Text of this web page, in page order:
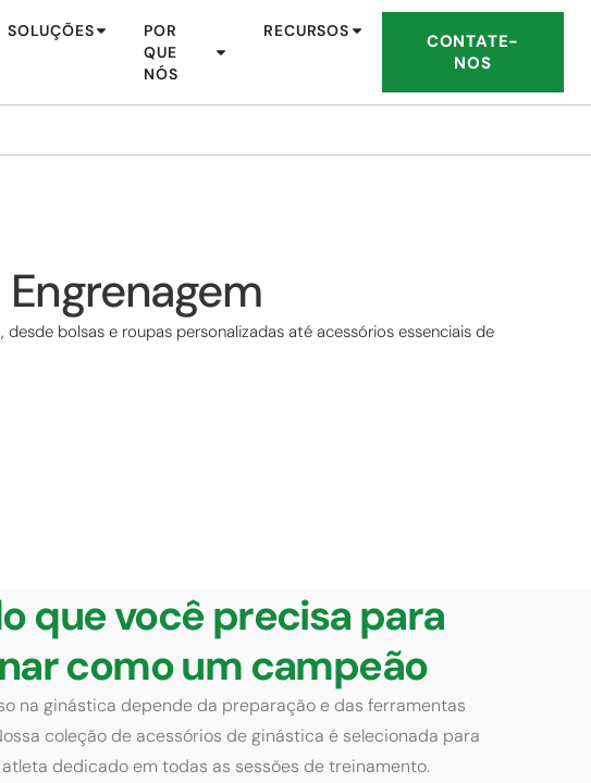
SOLUÇÕES
POR
QUE
NÓS
RECURSOS
CONTATE-
NOS
bolsas e roupas personalizadas até acessórios essenciais de
que você precisa para
como um campeão
na ginástica depende da preparação e das ferramentas
coleção de acessórios de ginástica é selecionada para
dedicado em todas as sessões de treinamento.